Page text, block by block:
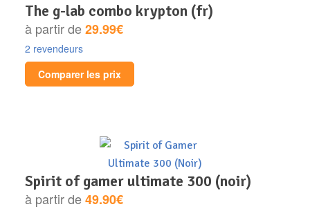
the g-lab combo krypton (fr)
à partir de29.99€
2 revendeurs
Comparer les prix
spirit of gamer ultimate 300 (noir)
à partir de49.90€